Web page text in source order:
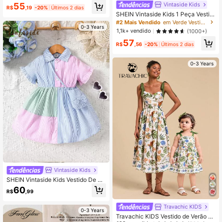
#2 Mais Vendido
em Bordado Vestidos De Bebê Meninas
Quase esgotado!
R$55 ,19 -20% Últimos 2 dias
0-3 Years
Vintaside Kids
SHEIN Vintaside Kids Vestido De Ca
misa Com Babado E Manga Asmétri
ca Em Cor Bloco E Estampa Listrad
Acessórios
R$60 ,99
0-3 Years
Vintaside Kids
SHEIN Vintaside Kids 1 Peça Vestid
o Casual Bordado para Meninas Be
bê, Primavera/Outono, Estilo Elegan
te Mori
#2 Mais Vendido
em Verde Vestidos De Bebê Meninas
1,1k+ vendido
(1000+)
R$57 ,56 -20% Últimos 2 dias
0-3 Years
Travachic KIDS
Travachic KIDS Vestido de Verão pa